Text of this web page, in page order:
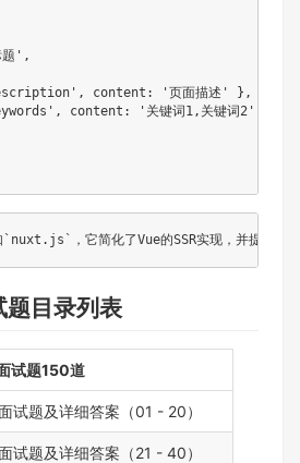
题' ,
, content : '页面描述' } ,
, content : '关键词1,关键词2'
目录列表
试题150道
试题及详细答案（01 - 20）
试题及详细答案（21 - 40）